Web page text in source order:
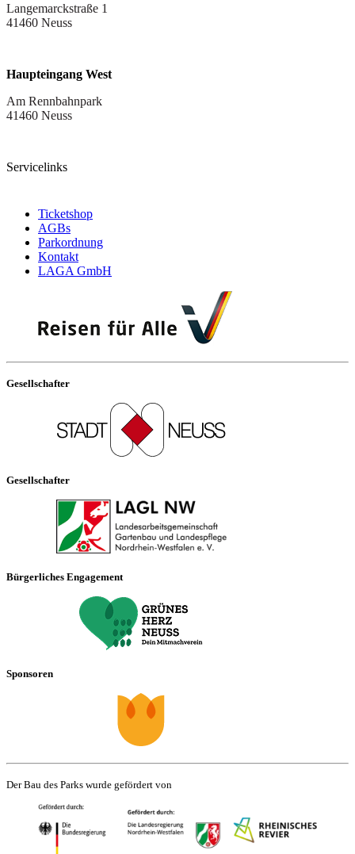
Langemarckstraße 1
41460 Neuss
Haupteingang West
Am Rennbahnpark
41460 Neuss
Servicelinks
Ticketshop
AGBs
Parkordnung
Kontakt
LAGA GmbH
Gesellschafter
Gesellschafter
Bürgerliches Engagement
Sponsoren
Der Bau des Parks wurde gefördert von